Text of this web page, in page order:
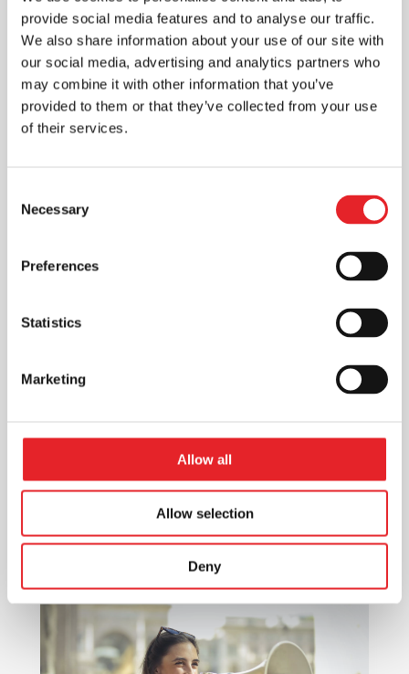
provide social media features and to analyse our traffic.
We also share information about your use of our site with
our social media, advertising and analytics partners who
may combine it with other information that you’ve
provided to them or that they’ve collected from your use
of their services.
Selection
Necessary
Preferences
Statistics
Marketing
Allow all
Allow selection
Deny
reklamos efektyvumą, lankytojų...
ir pigesnis būdas pasiekti
produkciją, kuri pasiekia vartotojus. Ji
dažnu atveju gali būti pigesnė...